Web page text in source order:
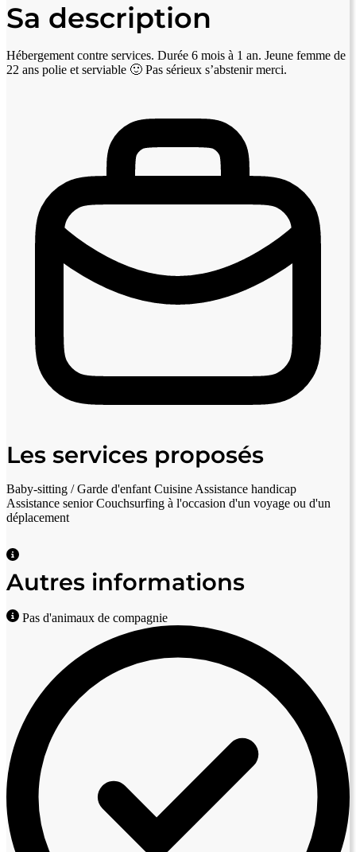
Sa description
Hébergement contre services. Durée 6 mois à 1 an. Jeune femme de
22 ans polie et serviable 🙂 Pas sérieux s’abstenir merci.
Les services proposés
Baby-sitting / Garde d'enfant CuisineAssistance handicap
Assistance senior Couchsurfing à l'occasion d'un voyage ou d'un
déplacement
Autres informations
Pas d'animaux de compagnie